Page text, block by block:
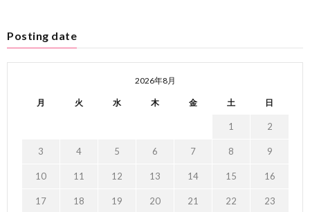
Posting date
2026年8月
月 火 水 木 金 土 日
1 2
3 4 5 6 7 8 9
10 11 12 13 14 15 16
17 18 19 20 21 22 23